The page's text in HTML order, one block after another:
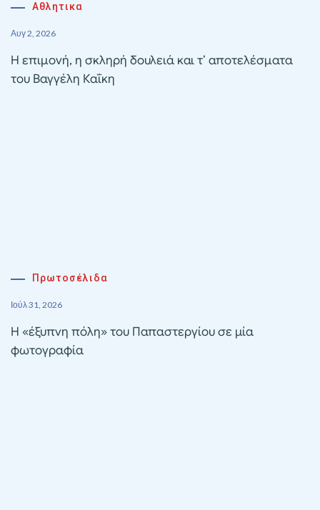
Αθλητικα
Αυγ 2, 2026
Η επιμονή, η σκληρή δουλειά και τ’ αποτελέσματα
του Βαγγέλη Καΐκη
Πρωτοσέλιδα
Ιούλ 31, 2026
Η «έξυπνη πόλη» του Παπαστεργίου σε μία
φωτογραφία